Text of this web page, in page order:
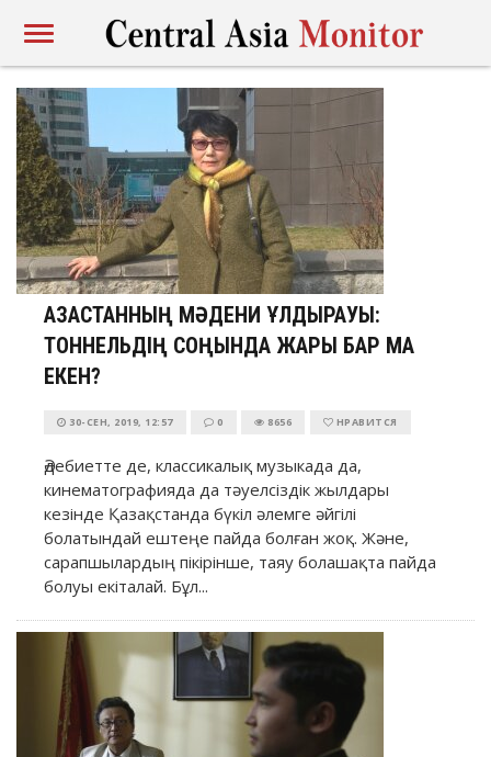
ҚАЗАҚСТАННЫҢ МӘДЕНИ ҚҰЛДЫРАУЫ:
ТОННЕЛЬДІҢ СОҢЫНДА ЖАРЫҚ БАР МА
ЕКЕН?
30-СЕН, 2019, 12:57 0 8656 НРАВИТСЯ
Әдебиетте де, классикалық музыкада да,
кинематографияда да тәуелсіздік жылдары
кезінде Қазақстанда бүкіл әлемге әйгілі
болатындай ештеңе пайда болған жоқ. Және,
сарапшылардың пікірінше, таяу болашақта пайда
болуы екіталай. Бұл...